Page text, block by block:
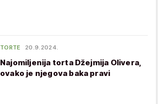
TORTE 20.9.2024.
Najomiljenija torta Džejmija Olivera,
ovako je njegova baka pravi